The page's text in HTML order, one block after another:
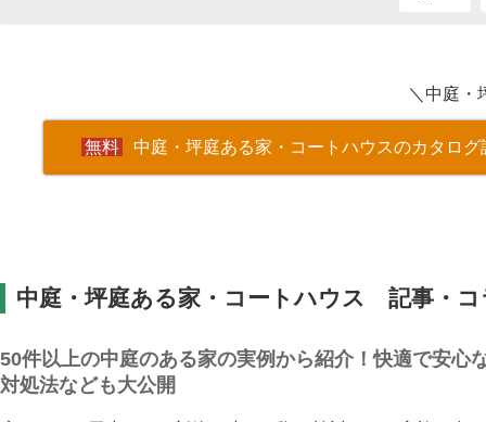
＼中庭・
中庭・坪庭ある家・コートハウスのカタログ
中庭・坪庭ある家・コートハウス 記事・コ
50件以上の中庭のある家の実例から紹介！快適で安心
対処法なども大公開